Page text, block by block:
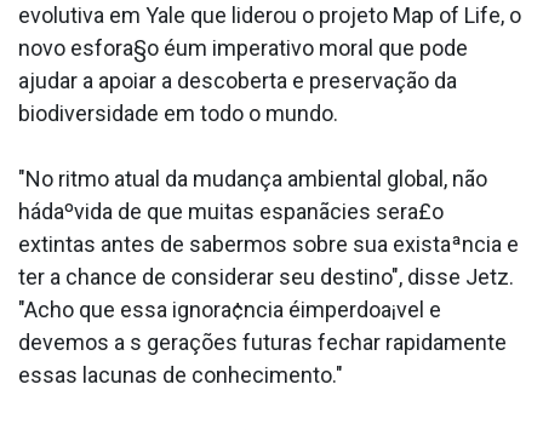
evolutiva em Yale que liderou o projeto Map of Life, o
novo esfora§o éum imperativo moral que pode
ajudar a apoiar a descoberta e preservação da
biodiversidade em todo o mundo.
"No ritmo atual da mudança ambiental global, não
hádaºvida de que muitas espanãcies sera£o
extintas antes de sabermos sobre sua existaªncia e
ter a chance de considerar seu destino", disse Jetz.
"Acho que essa ignora¢ncia éimperdoa¡vel e
devemos a s gerações futuras fechar rapidamente
essas lacunas de conhecimento."